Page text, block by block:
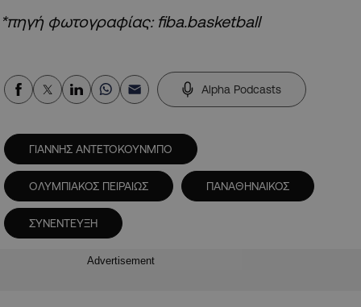
*πηγή φωτογραφίας: fiba.basketball
Alpha Podcasts
ΓΙΑΝΝΗΣ ΑΝΤΕΤΟΚΟΥΝΜΠΟ
ΟΛΥΜΠΙΑΚΟΣ ΠΕΙΡΑΙΩΣ ΠΑΝΑΘΗΝΑΙΚΟΣ
ΣΥΝΕΝΤΕΥΞΗ
Advertisement